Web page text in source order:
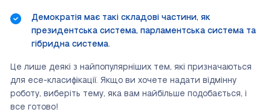
Демократія має такі складові частини, як
президентська система, парламентська система та
гібридна система.
Це лише деякі з найпопулярніших тем, які призначаються
для есе-класифікації. Якщо ви хочете надати відмінну
роботу, виберіть тему, яка вам найбільше подобається, і
все готово!